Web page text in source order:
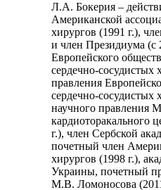
Л.А. Бокерия –
Американской
хирургов (1991 г.),
и член Президиума (с
Европейского
сердечно-сосудистых
правления
сердечно-сосудистых
научного правления
кардиоторакального
г.), член Сербской
почетный член
хирургов (1998 г.),
Украины, почетный
М.В. Ломоносова